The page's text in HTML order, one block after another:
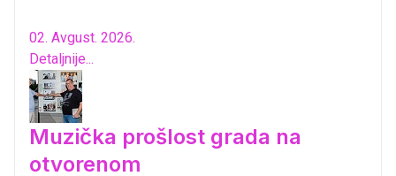
02. Avgust. 2026.
Detaljnije...
Muzička prošlost grada na
otvorenom